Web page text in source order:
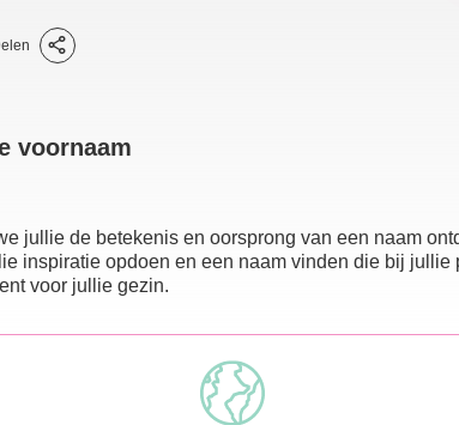
voornaam
jullie de betekenis en oorsprong van een naam
inspiratie opdoen en een naam vinden die bij jullie
voor jullie gezin.